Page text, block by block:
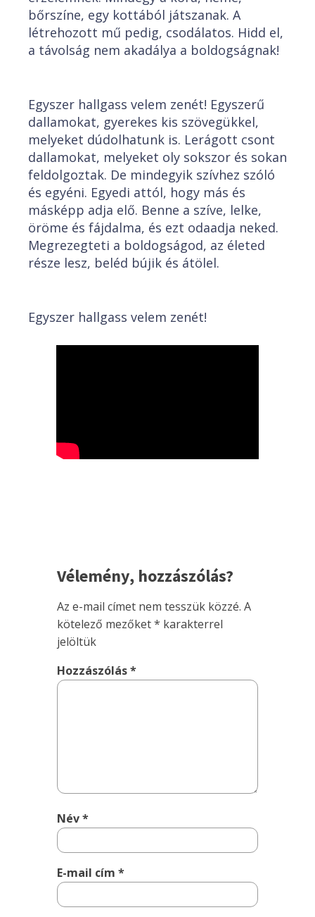
bőrszíne, egy kottából játszanak. A
létrehozott mű pedig, csodálatos. Hidd el,
a távolság nem akadálya a boldogságnak!
Egyszer hallgass velem zenét! Egyszerű
dallamokat, gyerekes kis szövegükkel,
melyeket dúdolhatunk is. Lerágott csont
dallamokat, melyeket oly sokszor és sokan
feldolgoztak. De mindegyik szívhez szóló
és egyéni. Egyedi attól, hogy más és
másképp adja elő. Benne a szíve, lelke,
öröme és fájdalma, és ezt odaadja neked.
Megrezegteti a boldogságod, az életed
része lesz, beléd bújik és átölel.
Egyszer hallgass velem zenét!
Vélemény, hozzászólás?
Az e-mail címet nem tesszük közzé. A
kötelező mezőket* karakterrel
jelöltük
Hozzászólás*
Név*
E-mail cím*